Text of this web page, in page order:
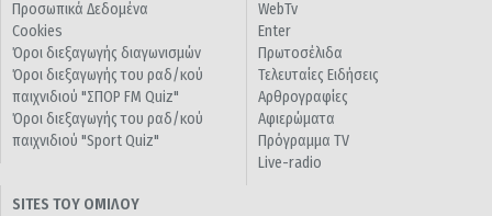
Προσωπικά Δεδομένα
Cookies
Όροι διεξαγωγής διαγωνισμών
Όροι διεξαγωγής του ραδ/κού
παιχνιδιού "ΣΠΟΡ FM Quiz"
Όροι διεξαγωγής του ραδ/κού
παιχνιδιού "Sport Quiz"
WebTv
Enter
Πρωτοσέλιδα
Τελευταίες Ειδήσεις
Αρθρογραφίες
Αφιερώματα
Πρόγραμμα TV
Live-radio
SITES ΤΟΥ ΟΜΙΛΟΥ